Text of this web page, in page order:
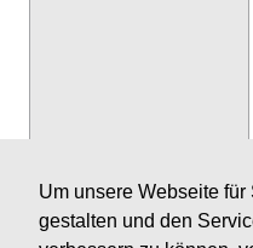
Um unsere Webseite für
gestalten und den